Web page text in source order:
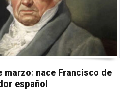
marzo: nace Francisco de
español